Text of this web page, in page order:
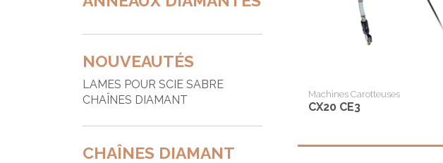
NOUVEAUTÉS
LAMES POUR SCIE SABRE
CHAÎNES DIAMANT
CHAÎNES DIAMANT
Machines Carotteuses
CX20 CE3